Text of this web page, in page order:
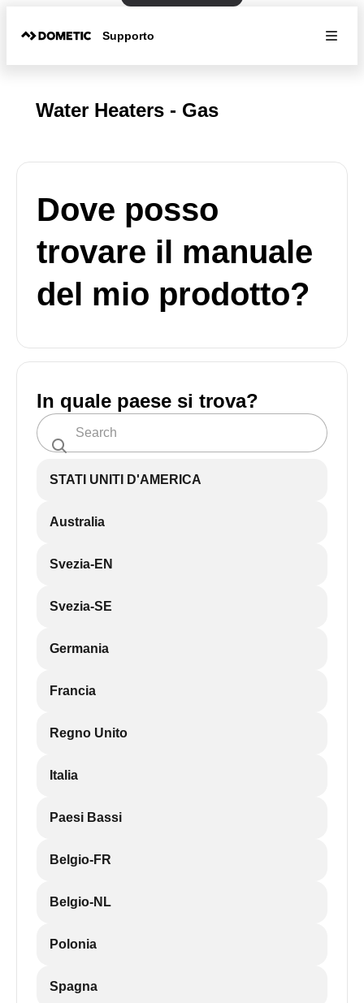
Supporto
Water Heaters - Gas
Dove posso
trovare il manuale
del mio prodotto?
In quale paese si trova?
STATI UNITI D'AMERICA
Australia
Svezia-EN
Svezia-SE
Germania
Francia
Regno Unito
Italia
Paesi Bassi
Belgio-FR
Belgio-NL
Polonia
Spagna